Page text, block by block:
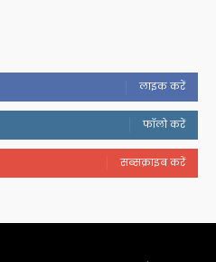
लाइक करें
फॉलो करें
सब्सक्राइब करें